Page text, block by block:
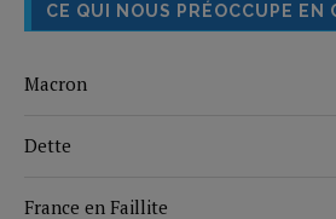
CE QUI NOUS PRÉOCCUPE EN
Macron
Dette
France en Faillite